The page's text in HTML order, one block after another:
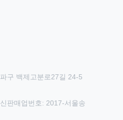
구 백제고분로27길 24-5
판매업번호: 2017-서울송